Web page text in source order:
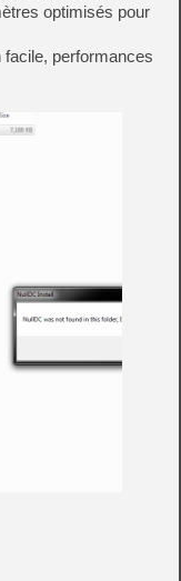
optimisés pour
performances